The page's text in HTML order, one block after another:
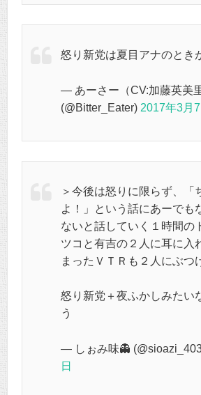
怒り新党は夏目アナのとき
— あーさー（CV:加藤英美里
(@Bitter_Eater) 2017年3月7
＞今後は怒りに限らず、「
よ！」という話にあーでも
ないと話していく１時間の
ツコと有吉の２人に耳に入
まったＶＴＲも２人にぶつ
怒り新党＋夜ふかしみたい
う
— しぉみ味👻
日